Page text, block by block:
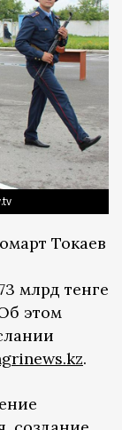
Токаев
млрд тенге
этом
.